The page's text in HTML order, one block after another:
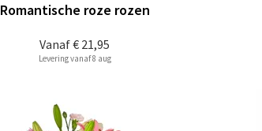
Vanaf€ 21,95
Romantische roze rozen
Levering vanaf 8 aug